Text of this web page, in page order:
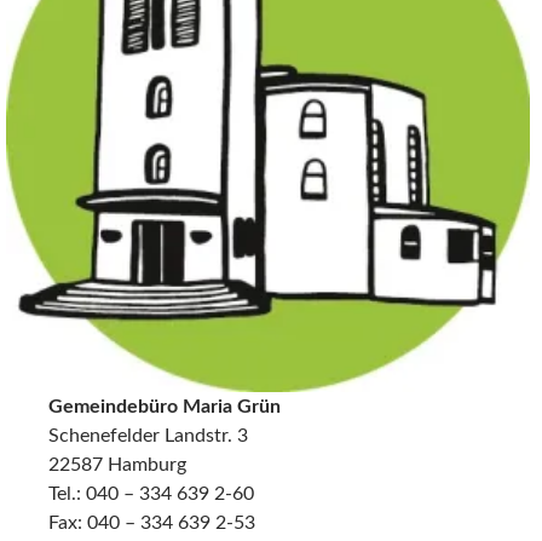
Gemeindebüro Maria Grün
Schenefelder Landstr. 3
22587 Hamburg
Tel.: 040 – 334 639 2-60
Fax: 040 – 334 639 2-53